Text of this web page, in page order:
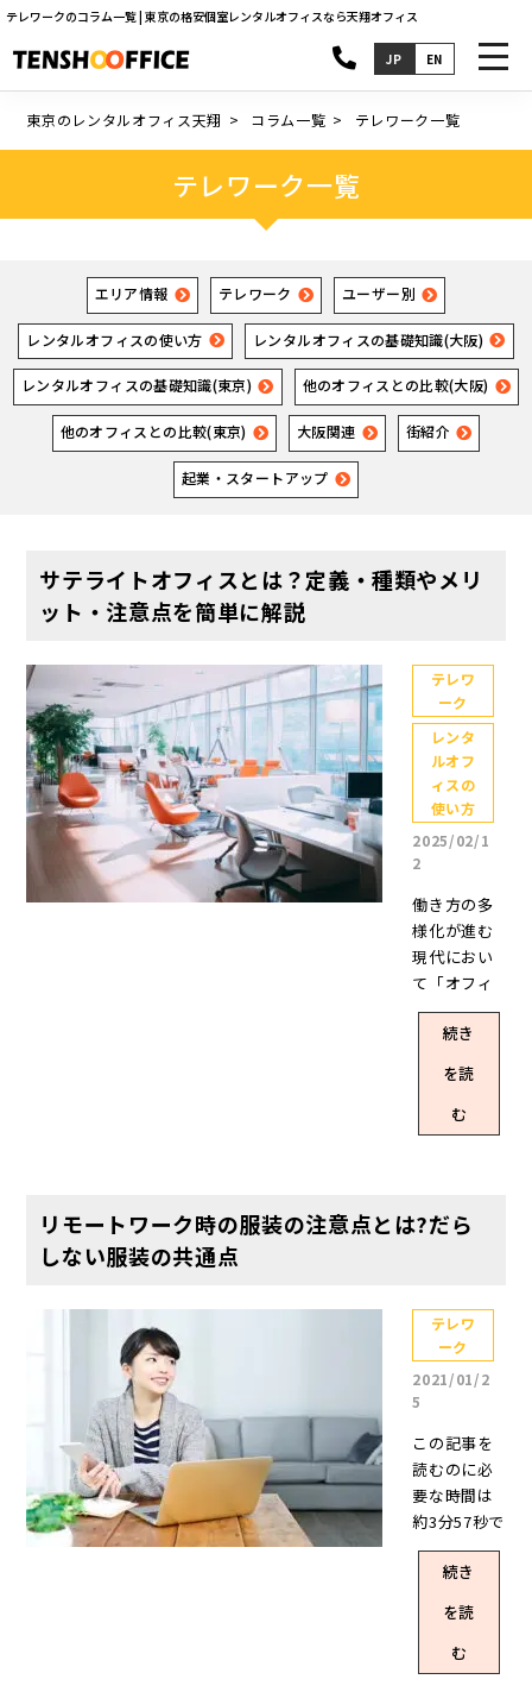
テレワークのコラム一覧 | 東京の格安個室レンタルオフィスなら天翔オフィス
JP EN
東京のレンタルオフィス天翔 コラム一覧 テレワーク一覧
テレワーク一覧
エリア情報 テレワーク ユーザー別
レンタルオフィスの使い方 レンタルオフィスの基礎知識(大阪)
レンタルオフィスの基礎知識(東京) 他のオフィスとの比較(大阪)
他のオフィスとの比較(東京) 大阪関連 街紹介
起業・スタートアップ
サテライトオフィスとは？定義・種類やメリ
ット・注意点を簡単に解説
テレワ
ーク
レンタ
ルオフ
ィスの
使い方
2025/02/1
2
働き方の多
様化が進む
現代におい
て「オフィ
ス勤務や在
宅勤務の課
たい」とい
う方は多い
でしょう。
のが、サテ
の難しさ」
「業務効率
や生産性の
低下」とい
クの課題を
解決する手
段の1つとし
てサテライ
トオフィス
の導入を検
討する企業
ます。 当記
続き
を読
む
リモートワーク時の服装の注意点とは?だら
しない服装の共通点
テレワ
ーク
2021/01/2
5
この記事を
読むのに必
要な時間は
約3分57秒で
す。 新型コ
ロナウイル
ス対策によ
り急激にリ
モートワー
クが浸透し
続き
を読
む